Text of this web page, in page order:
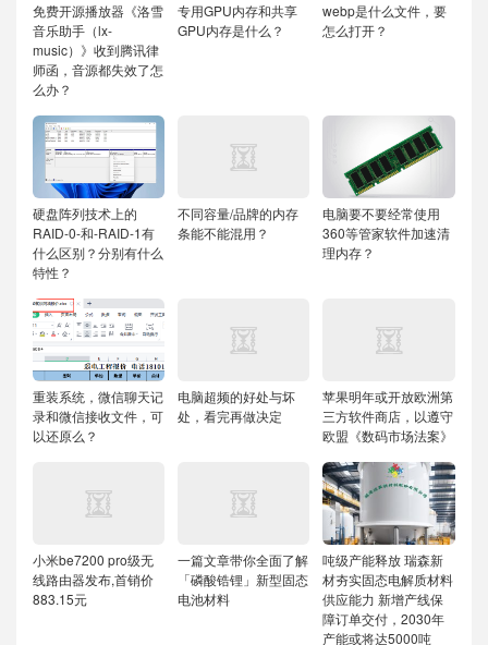
免费开源播放器《洛雪
音乐助手（lx-
music）》收到腾讯律
师函，音源都失效了怎
么办？
专用GPU内存和共享
GPU内存是什么？
webp是什么文件，要
怎么打开？
硬盘阵列技术上的
RAID-0-和-RAID-1有
什么区别？分别有什么
特性？
不同容量/品牌的内存
条能不能混用？
电脑要不要经常使用
360等管家软件加速清
理内存？
重装系统，微信聊天记
录和微信接收文件，可
以还原么？
电脑超频的好处与坏
处，看完再做决定
苹果明年或开放欧洲第
三方软件商店，以遵守
欧盟《数码市场法案》
小米be7200 pro级无
线路由器发布,首销价
883.15元
一篇文章带你全面了解
「磷酸锆锂」新型固态
电池材料
吨级产能释放 瑞森新
材夯实固态电解质材料
供应能力新增产线保
障订单交付，2030年
产能或将达5000吨